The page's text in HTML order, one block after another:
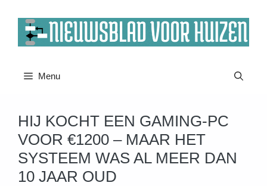
naar
Menu
HIJ KOCHT EEN GAMING-PC
VOOR €1200 – MAAR HET
SYSTEEM WAS AL MEER DAN
10 JAAR OUD